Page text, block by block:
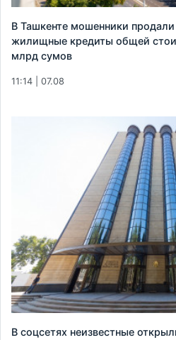
В Ташкенте мошенники
жилищные кредиты общей
млрд сумов
11:14 | 07.08
В соцсетях неизвестные